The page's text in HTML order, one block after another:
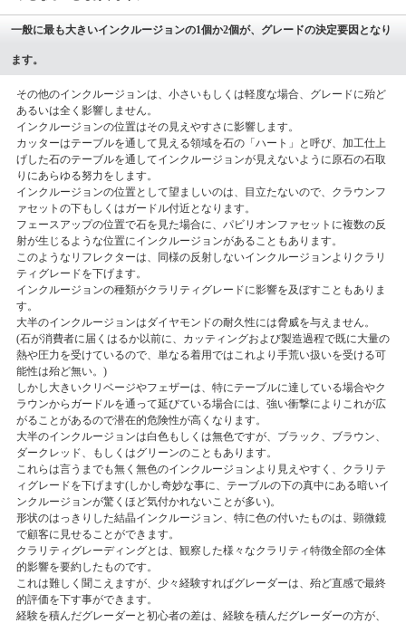
一般に最も大きいインクルージョンの1個か2個が、グレードの決定要因となり
ます。
その他のインクルージョンは、小さいもしくは軽度な場合、グレードに殆ど
あるいは全く影響しません。
インクルージョンの位置はその見えやすさに影響します。
カッターはテーブルを通して見える領域を石の「ハート」と呼び、加工仕上
げした石のテーブルを通してインクルージョンが見えないように原石の石取
りにあらゆる努力をします。
インクルージョンの位置として望ましいのは、目立たないので、クラウンフ
ァセットの下もしくはガードル付近となります。
フェースアップの位置で石を見た場合に、パビリオンファセットに複数の反
射が生じるような位置にインクルージョンがあることもあります。
このようなリフレクターは、同様の反射しないインクルージョンよりクラリ
ティグレードを下げます。
インクルージョンの種類がクラリティグレードに影響を及ぼすこともありま
す。
大半のインクルージョンはダイヤモンドの耐久性には脅威を与えません。
(石が消費者に届くはるか以前に、カッティングおよび製造過程で既に大量の
熱や圧力を受けているので、単なる着用ではこれより手荒い扱いを受ける可
能性は殆ど無い。)
しかし大きいクリベージやフェザーは、特にテーブルに達している場合やク
ラウンからガードルを通って延びている場合には、強い衝撃によりこれが広
がることがあるので潜在的危険性が高くなります。
大半のインクルージョンは白色もしくは無色ですが、ブラック、ブラウン、
ダークレッド、もしくはグリーンのこともあります。
これらは言うまでも無く無色のインクルージョンより見えやすく、クラリテ
ィグレードを下げます(しかし奇妙な事に、テーブルの下の真中にある暗いイ
ンクルージョンが驚くほど気付かれないことが多い)。
形状のはっきりした結晶インクルージョン、特に色の付いたものは、顕微鏡
で顧客に見せることができます。
クラリティグレーディングとは、観察した様々なクラリティ特徴全部の全体
的影響を要約したものです。
これは難しく聞こえますが、少々経験すればグレーダーは、殆ど直感で最終
的評価を下す事ができます。
経験を積んだグレーダーと初心者の差は、経験を積んだグレーダーの方が、